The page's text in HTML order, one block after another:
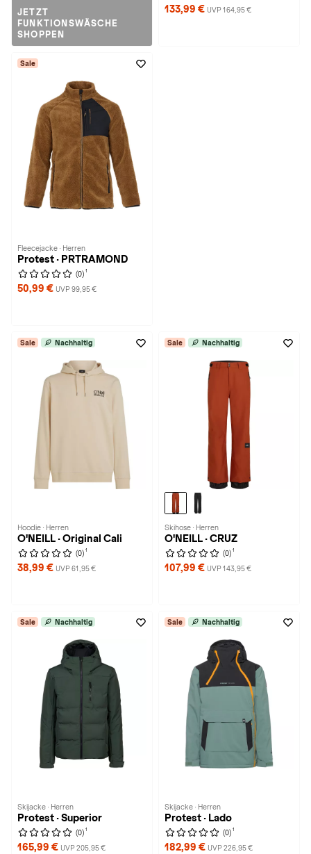
JETZT
FUNKTIONSWÄSCHE
SHOPPEN
133,99 € UVP 164,95 €
Sale
Fleecejacke · Herren
Protest · PRTRAMOND
(0) 1
50,99 € UVP 99,95 €
Sale Nachhaltig
Hoodie · Herren
O'NEILL · Original Cali
(0) 1
38,99 € UVP 61,95 €
Sale Nachhaltig
Skihose · Herren
O'NEILL · CRUZ
(0) 1
107,99 € UVP 143,95 €
Sale Nachhaltig
Skijacke · Herren
Protest · Superior
(0) 1
165,99 € UVP 205,95 €
Sale Nachhaltig
Skijacke · Herren
Protest · Lado
(0) 1
182,99 € UVP 226,95 €